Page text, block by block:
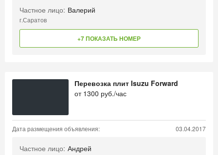
Частное лицо: Валерий
г.Саратов
+7 ПОКАЗАТЬ НОМЕР
Перевозка плит Isuzu Forward
от 1300 руб./час
Дата размещения объявления: 03.04.2017
Частное лицо: Андрей